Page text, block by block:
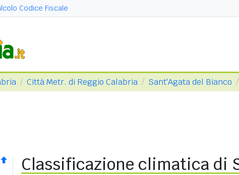
Codice Fiscale
Città Metr. di Reggio Calabria Sant'Agata del Bianco
Classificazione climatica di